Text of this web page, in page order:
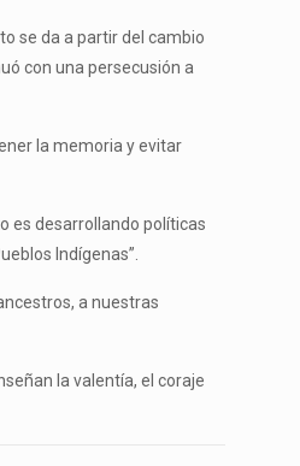
se da a partir del cambio
con una persecusión a
la memoria y evitar
es desarrollando políticas
Indígenas”.
a nuestras
la valentía, el coraje